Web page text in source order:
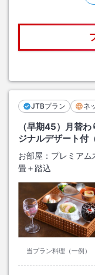
JTBプラン ネ
（早期45）月替
ジナルデザート付
お部屋： プレミアム
畳＋踏込
当プラン料理（一例）